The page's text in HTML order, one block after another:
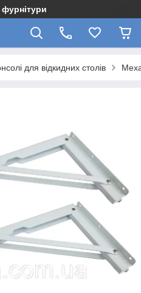
для відкидних столів